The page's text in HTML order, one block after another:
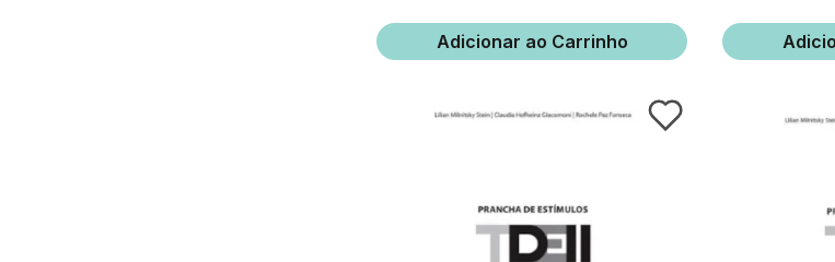
Adicionar ao Carrinho